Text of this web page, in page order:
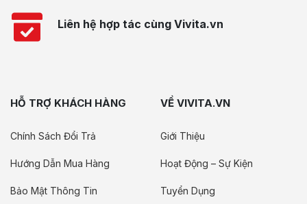
Liên hệ hợp tác cùng Vivita.vn
HỖ TRỢ KHÁCH HÀNG
Chính Sách Đổi Trả
Hướng Dẫn Mua Hàng
Bảo Mật Thông Tin
VỀ VIVITA.VN
Giới Thiệu
Hoạt Động – Sự Kiện
Tuyển Dụng